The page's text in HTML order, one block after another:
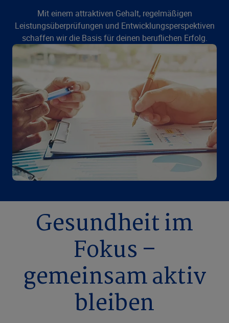
Mit einem attraktiven Gehalt, regelmäßigen
Leistungsüberprüfungen und Entwicklungsperspektiven
schaffen wir die Basis für deinen beruflichen Erfolg.
Gesundheit im
Fokus –
gemeinsam aktiv
bleiben